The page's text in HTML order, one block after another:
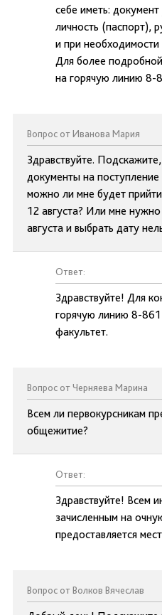
себе иметь:
личность (паспорт),
и при
Для более
на горячую линию
Вопрос от Иванова Мария
Здравствуйте.
документы на поступление
можно ли мне будет
12 августа? Или мне
августа и выбрать дату
Ответ:
Здравствуйте! Для
горячую линию 8-
факультет.
Вопрос от Черняева Марина
Всем ли первокурсникам
общежитие?
Ответ:
Здравствуйте! Всем
зачисленным на
предоставляется
Вопрос от Волков Вячеслав